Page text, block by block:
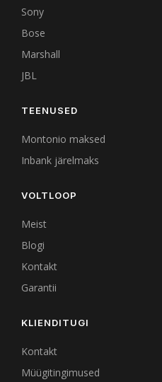
Sony
Bose
Marshall
JBL
TEENUSED
Montonio maksed
Inbank järelmaks
VOLTLOOP
Meist
Blogi
Kontakt
Garantii
KLIENDITUGI
Kontakt
Müügitingimused